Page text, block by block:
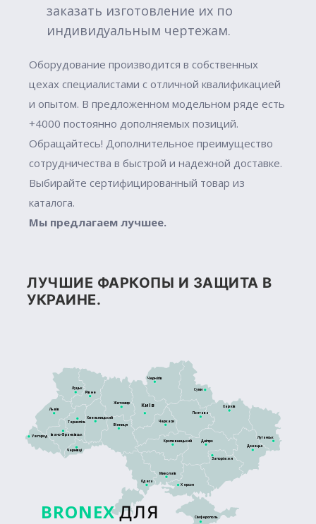
заказать изготовление их по
индивидуальным чертежам.
Оборудование производится в собственных
цехах специалистами с отличной квалификацией
и опытом. В предложенном модельном ряде есть
+4000 постоянно дополняемых позиций.
Обращайтесь! Дополнительное преимущество
сотрудничества в быстрой и надежной доставке.
Выбирайте сертифицированный товар из
каталога.
Мы предлагаем лучшее.
ЛУЧШИЕ ФАРКОПЫ И ЗАЩИТА В
УКРАИНЕ.
BRONEX ДЛЯ
Сімферополь
Луцьк
Київ
Житомир
Тернопіль
Рівне
Львів
Дніпро
Кропивницький
Харків
Полтава
Черкаси
Суми
Чернігів
Запоріжжя
Херсон
Донецьк
Луганськ
Ужгород
Чернівці
Вінниця
Хмельницький
Івано-Франківськ
Миколаїв
Одеса